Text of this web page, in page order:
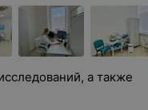
а также